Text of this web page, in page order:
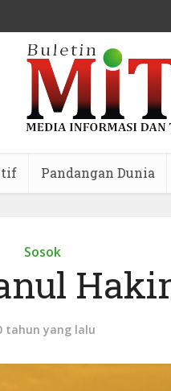
Pandangan Dunia
Sosok
tahun yang lalu